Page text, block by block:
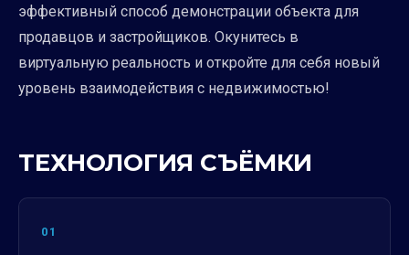
эффективный способ демонстрации объекта для
продавцов и застройщиков. Окунитесь в
виртуальную реальность и откройте для себя новый
уровень взаимодействия с недвижимостью!
ТЕХНОЛОГИЯ СЪЁМКИ
01